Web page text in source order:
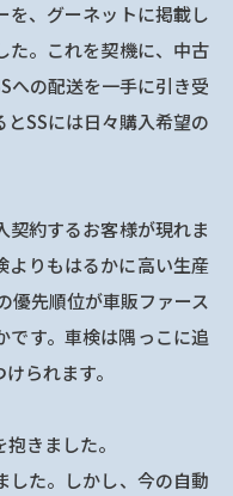
を、グーネットに掲載し
た。これを契機に、中古
への配送を一手に引き受
SSには日々購入希望の
契約するお客様が現れま
よりもはるかに高い生産
優先順位が車販ファース
です。車検は隅っこに追
られます。
きました。
した。しかし、今の自動